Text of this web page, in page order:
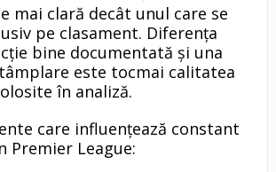
mai clară decât unul care se
pe clasament. Diferența
bine documentată și una
este tocmai calitatea
în analiză.
care influențează constant
Premier League: